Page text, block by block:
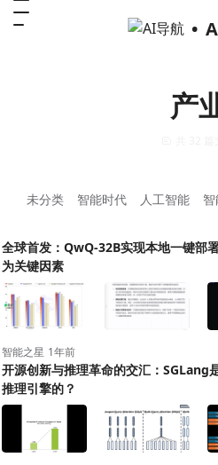
产
未分类 智能时代 人工智能
全球首发：QwQ-32B实现本地一键部
为关键因素
智能之星 1年前
开源创新与推理革命的交汇：SGLang
推理引擎的？